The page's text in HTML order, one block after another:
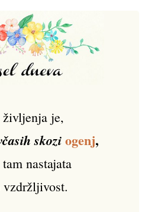
življenja je,
skoziogenj,
nastajata